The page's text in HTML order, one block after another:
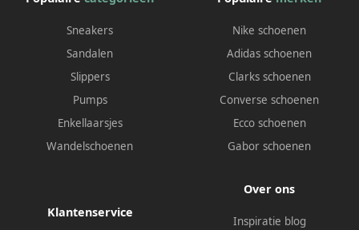
Sneakers
Sandalen
Slippers
Pumps
Enkellaarsjes
Wandelschoenen
Nike schoenen
Adidas schoenen
Clarks schoenen
Converse schoenen
Ecco schoenen
Gabor schoenen
Klantenservice
Over ons
Inspiratie blog